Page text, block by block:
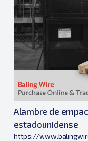
Alambre de
estadounidense
https://